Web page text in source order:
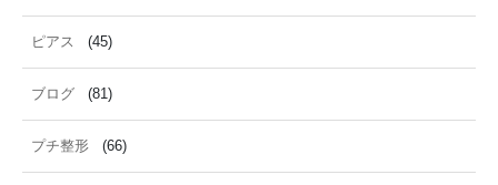
ピアス (45)
ブログ (81)
プチ整形 (66)